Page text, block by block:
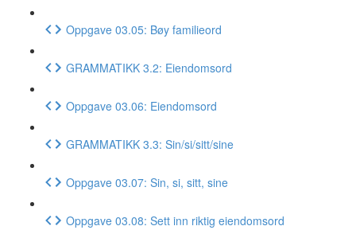
Oppgave 03.05: Bøy familieord
GRAMMATIKK 3.2: Eiendomsord
Oppgave 03.06: Eiendomsord
GRAMMATIKK 3.3: Sin/si/sitt/sine
Oppgave 03.07: Sin, si, sitt, sine
Oppgave 03.08: Sett inn riktig eiendomsord